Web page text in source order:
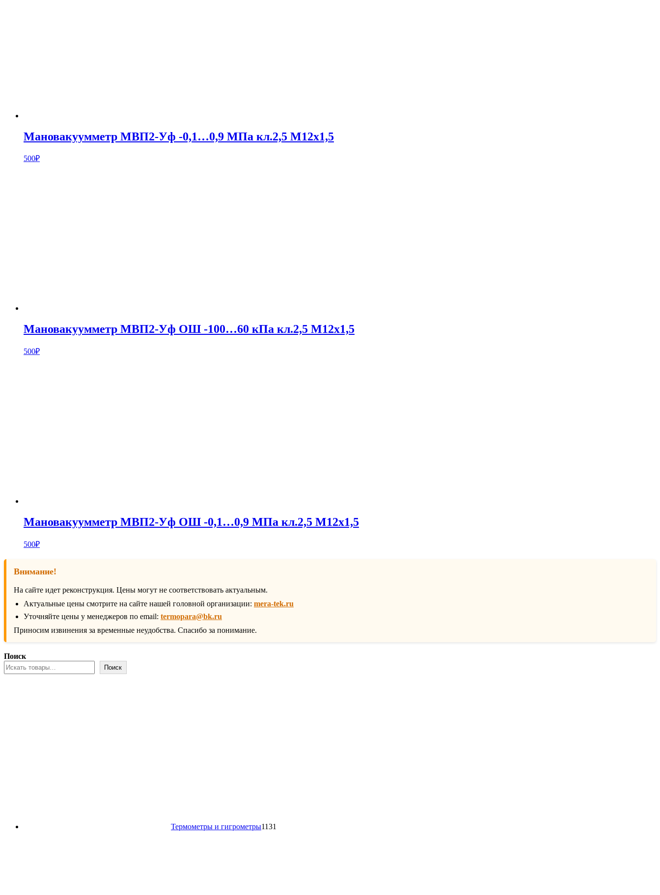
Мановакуумметр МВП2-Уф -0,1…0,9 МПа кл.2,5 М12х1,5
500₽
Мановакуумметр МВП2-Уф ОШ -100…60 кПа кл.2,5 М12х1,5
500₽
Мановакуумметр МВП2-Уф ОШ -0,1…0,9 МПа кл.2,5 М12х1,5
500₽
Внимание!
На сайте идет реконструкция. Цены могут не соответствовать актуальным.
Актуальные цены смотрите на сайте нашей головной организации: mera-tek.ru
Уточняйте цены у менеджеров по email: termopara@bk.ru
Приносим извинения за временные неудобства. Спасибо за понимание.
Поиск
Поиск
Термометры и гигрометры1131